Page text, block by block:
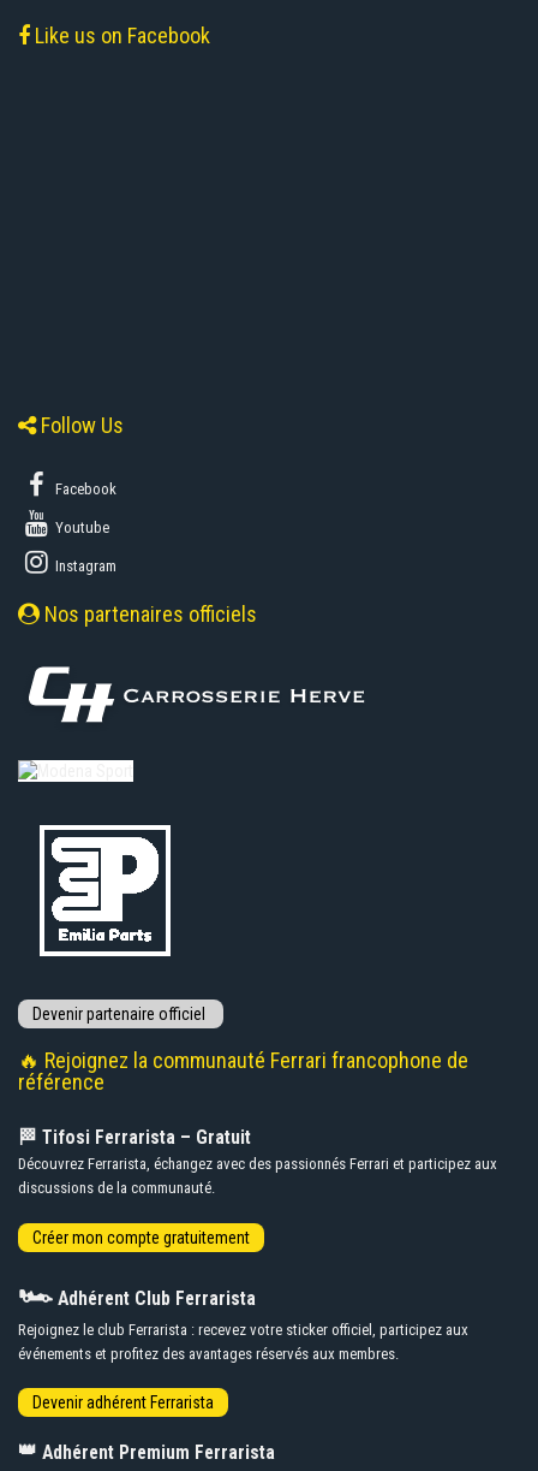
Like us on Facebook
Follow Us
Facebook
Youtube
Instagram
Nos partenaires officiels
🔥 Rejoignez la communauté Ferrari francophone de
référence
🏁 Tifosi Ferrarista – Gratuit
Découvrez Ferrarista, échangez avec des passionnés Ferrari et participez aux
discussions de la communauté.
🏎️ Adhérent Club Ferrarista
Rejoignez le club Ferrarista : recevez votre sticker officiel, participez aux
événements et profitez des avantages réservés aux membres.
👑 Adhérent Premium Ferrarista